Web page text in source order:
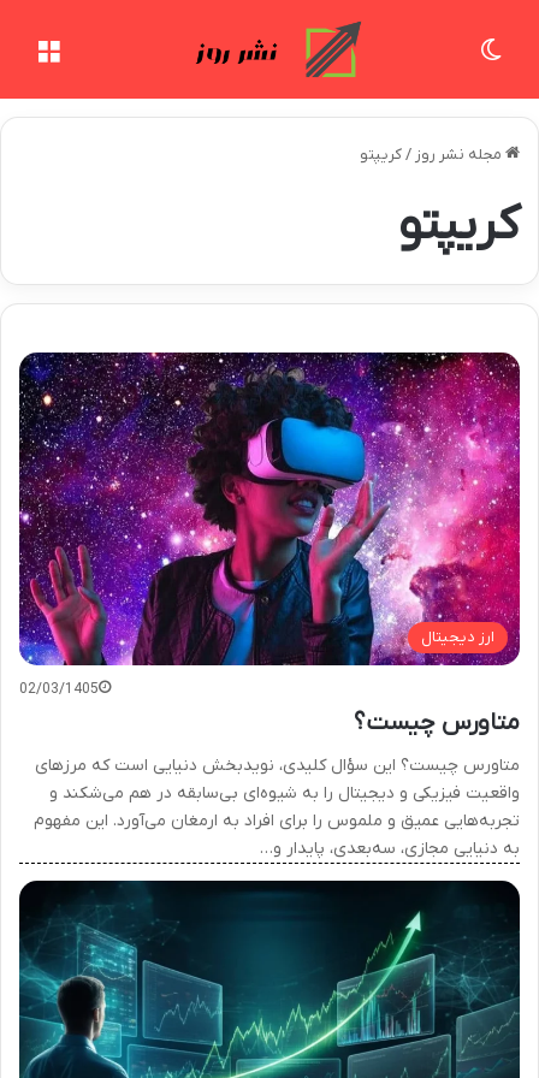
مجله نشر روز /کریپتو
کریپتو
ارز دیجیتال
02/03/1405
متاورس چیست؟
متاورس چیست؟ این سؤال کلیدی، نویدبخش دنیایی است که مرزهای
واقعیت فیزیکی و دیجیتال را به شیوه‌ای بی‌سابقه در هم می‌شکند و
تجربه‌هایی عمیق و ملموس را برای افراد به ارمغان می‌آورد. این مفهوم
به دنیایی مجازی، سه‌بعدی، پایدار و…